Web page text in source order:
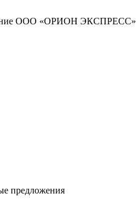
ООО «ОРИОН ЭКСПРЕСС»
предложения